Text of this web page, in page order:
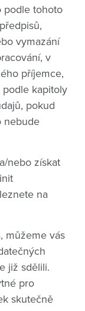
podle tohoto
vymazání
v
příjemce,
kapitoly
pokud
nebude
nebo získat
na
můžeme vás
již sdělili.
pro
skutečně